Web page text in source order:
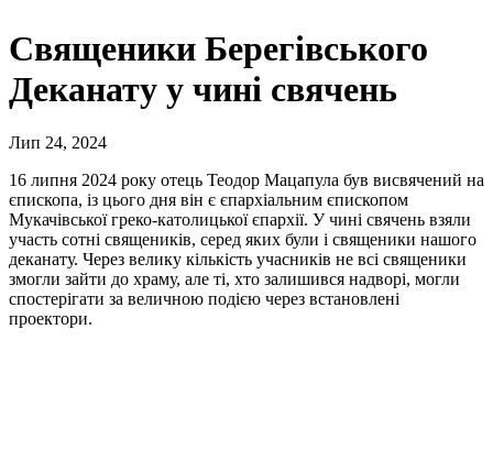
Священики Берегівського
Деканату у чині свячень
Лип 24, 2024
16 липня 2024 року отець Теодор Мацапула був висвячений на
єпископа, із цього дня він є єпархіальним єпископом
Мукачівської греко-католицької єпархії. У чині свячень взяли
участь сотні священиків, серед яких були і священики нашого
деканату. Через велику кількість учасників не всі священики
змогли зайти до храму, але ті, хто залишився надворі, могли
спостерігати за величною подією через встановлені
проектори.